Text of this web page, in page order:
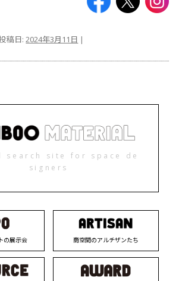
稿日:2024年3月11日 |
search site for space de
signers
の展示会 商空間のアルチザンたち